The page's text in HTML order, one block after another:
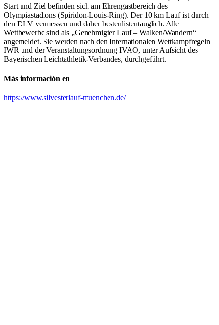
Start und Ziel befinden sich am Ehrengastbereich des
Olympiastadions (Spiridon-Louis-Ring). Der 10 km Lauf ist durch
den DLV vermessen und daher bestenlistentauglich. Alle
Wettbewerbe sind als „Genehmigter Lauf – Walken/Wandern“
angemeldet. Sie werden nach den Internationalen Wettkampfregeln
IWR und der Veranstaltungsordnung IVAO, unter Aufsicht des
Bayerischen Leichtathletik-Verbandes, durchgeführt.
Más información en
https://www.silvesterlauf-muenchen.de/